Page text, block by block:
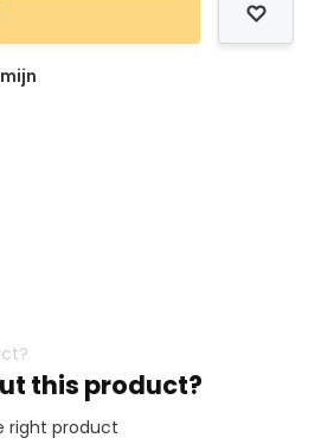
this product?
right product